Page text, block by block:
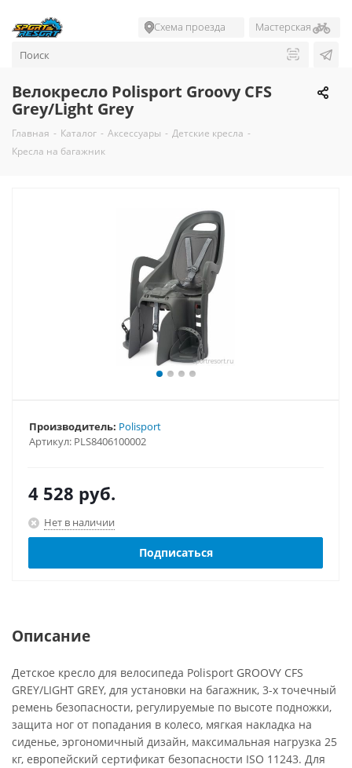
Схема проезда Мастерская
Велокресло Polisport Groovy CFS
Grey/Light Grey
Главная - Каталог - Аксессуары - Детские кресла -
Кресла на багажник
Артикул: PLS8406100002
Производитель: Polisport
4 528 руб.
Нет в наличии
Подписаться
Описание
Детское кресло для велосипеда Polisport GROOVY CFS
GREY/LIGHT GREY, для установки на багажник, 3-х точечный
ремень безопасности, регулируемые по высоте подножки,
защита ног от попадания в колесо, мягкая накладка на
сиденье, эргономичный дизайн, максимальная нагрузка 25
кг, европейский сертификат безопасности ISO 11243. Для